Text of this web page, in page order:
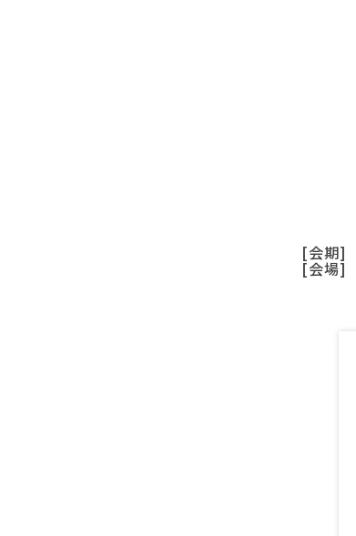
[会期]
[会場]